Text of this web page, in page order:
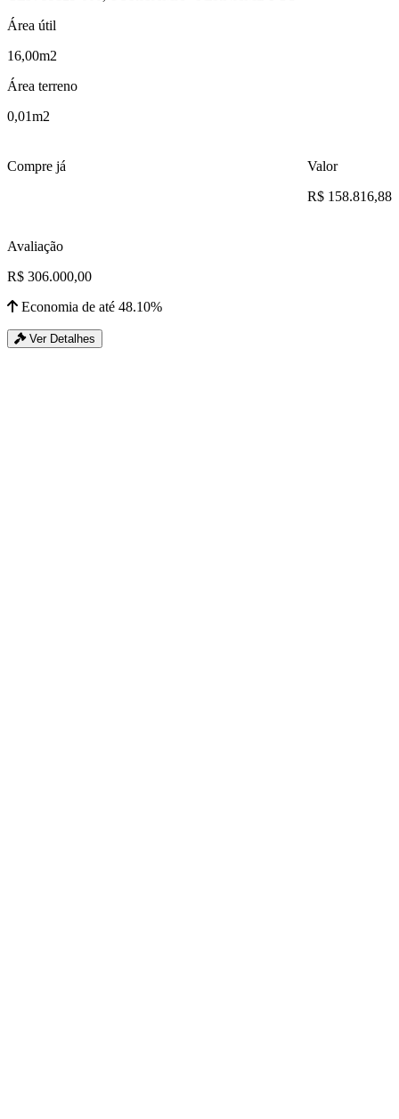
Área útil
16,00m2
Área terreno
0,01m2
Compre já
Valor
R$ 158.816,88
Avaliação
R$ 306.000,00
Economia de até 48.10%
Ver Detalhes